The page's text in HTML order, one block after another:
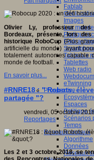
Fablab
Images
Les
Pratiques
Podcasting
Tableaux
Tablettes
Web radio
eTwinning
Prospective
Espaces
Politique
Scénarios
Temps
Réseaux sociaux
Algorithme
Données
Réseaux
Olivier Ly, professeur
Bordeaux, présente, lors
historique RoboCup (Plus
artificielle du monde) ayant
totalement autonomes capable
monde de football.
En savoir plus...
#RNRE18 : " Robots,
partagée "?
vendredi, 05 octobre
Reportages
Les 2 et 3 octobre 2018, se